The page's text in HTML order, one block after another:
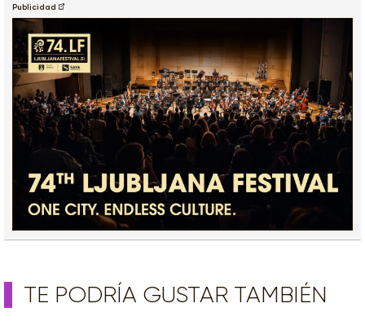
Publicidad
TE PODRÍA GUSTAR TAMBIÉN